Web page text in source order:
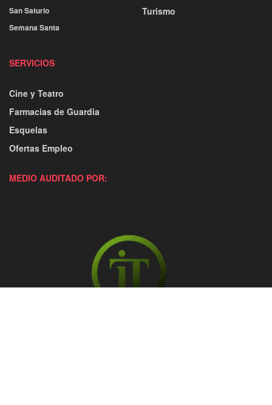
San Saturio
Semana Santa
Turismo
SERVICIOS
Cine y Teatro
Farmacias de Guardia
Esquelas
Ofertas Empleo
MEDIO AUDITADO POR: